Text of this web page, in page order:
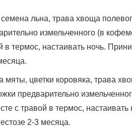
льна, трава хвоща
измельченного (в
в термос, настаивать ночь.
мяты, цветки коровяка, трава
предварительно
с травой в термос, настаивать
2-3 месяца.